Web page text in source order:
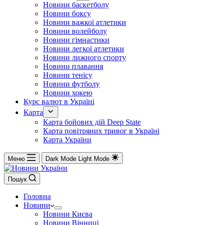
Новини баскетболу
Новини боксу
Новини важкої атлетики
Новини волейболу
Новини гімнастики
Новини легкої атлетики
Новини лижного спорту
Новини плавання
Новини тенісу
Новини футболу
Новини хокею
Курс валют в Україні
Карта
Карта бойових дій Deep State
Карта повітряних тривог в Україні
Карта України
Меню Dark Mode Light Mode
Пошук
Головна
Новини
Новини Києва
Новини Вінниці